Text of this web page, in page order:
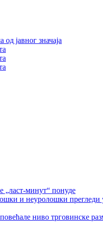
јавног значаја
„ласт-минут“ понуде
и неуролошки
ниво трговинске